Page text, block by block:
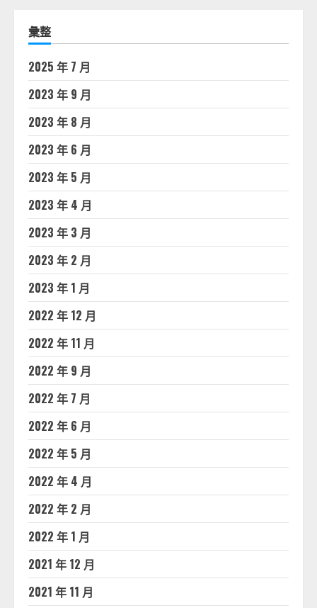
彙整
2025 年 7 月
2023 年 9 月
2023 年 8 月
2023 年 6 月
2023 年 5 月
2023 年 4 月
2023 年 3 月
2023 年 2 月
2023 年 1 月
2022 年 12 月
2022 年 11 月
2022 年 9 月
2022 年 7 月
2022 年 6 月
2022 年 5 月
2022 年 4 月
2022 年 2 月
2022 年 1 月
2021 年 12 月
2021 年 11 月